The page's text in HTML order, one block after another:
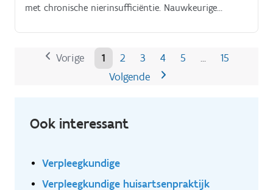
met chronische nierinsufficiëntie. Nauwkeurige
correcte overdracht.
Vorige 1 2 3 4 5
15
Volgende
Ook interessant
Verpleegkundige
Verpleegkundige huisartsenpraktijk